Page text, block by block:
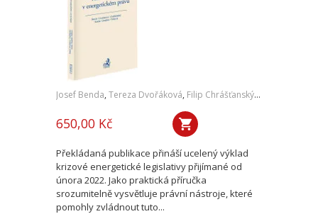
Josef Benda, Tereza Dvořáková, Filip Chrášťanský,Jan Kořán
650,00 Kč
Překládaná publikace přináší ucelený výklad
krizové energetické legislativy přijímané od
února 2022. Jako praktická příručka
srozumitelně vysvětluje právní nástroje, které
pomohly zvládnout tuto...